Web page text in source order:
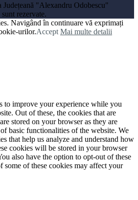
"Alexandru Odobescu"
rezervate.
Navigând în continuare vă exprimați
urilor.Accept Mai multe detalii
to improve your experience while you
Out of these, the cookies that are
stored on your browser as they are
basic functionalities of the website. We
that help us analyze and understand how
cookies will be stored in your browser
also have the option to opt-out of these
some of these cookies may affect your